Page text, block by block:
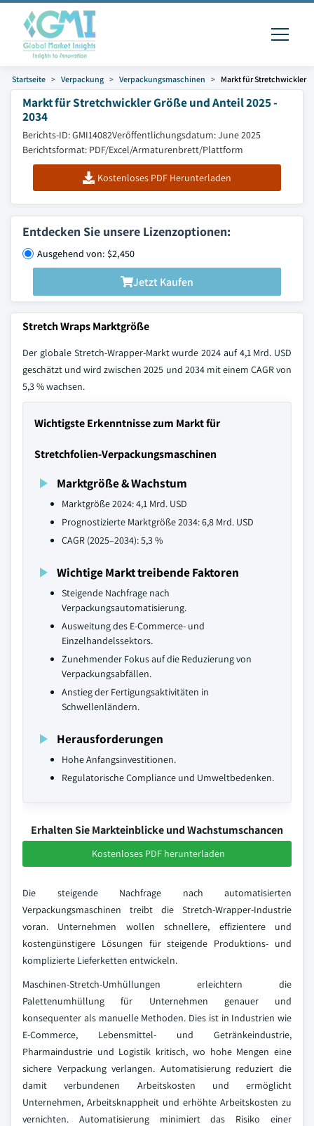
Startseite Verpackung Verpackungsmaschinen Markt für Stretchwickler
Markt für Stretchwickler Größe und Anteil 2025 -
2034
Berichts-ID: GMI14082Veröffentlichungsdatum: June 2025
Berichtsformat: PDF/Excel/Armaturenbrett/Plattform
Kostenloses PDF Herunterladen
Entdecken Sie unsere Lizenzoptionen:
Ausgehend von: $2,450
Jetzt Kaufen
Stretch Wraps Marktgröße
Der globale Stretch-Wrapper-Markt wurde 2024 auf 4,1 Mrd. USD
geschätzt und wird zwischen 2025 und 2034 mit einem CAGR von
5,3 % wachsen.
Wichtigste Erkenntnisse zum Markt für
Stretchfolien-Verpackungsmaschinen
Marktgröße & Wachstum
Marktgröße 2024: 4,1 Mrd. USD
Prognostizierte Marktgröße 2034: 6,8 Mrd. USD
CAGR (2025–2034): 5,3 %
Wichtige Markt treibende Faktoren
Steigende Nachfrage nach
Verpackungsautomatisierung.
Ausweitung des E-Commerce- und
Einzelhandelssektors.
Zunehmender Fokus auf die Reduzierung von
Verpackungsabfällen.
Anstieg der Fertigungsaktivitäten in
Schwellenländern.
Herausforderungen
Hohe Anfangsinvestitionen.
Regulatorische Compliance und Umweltbedenken.
Erhalten Sie Markteinblicke und Wachstumschancen
Kostenloses PDF herunterladen
Die steigende Nachfrage nach automatisierten
Verpackungsmaschinen treibt die Stretch-Wrapper-Industrie
voran. Unternehmen wollen schnellere, effizientere und
kostengünstigere Lösungen für steigende Produktions- und
komplizierte Lieferketten entwickeln.
Maschinen-Stretch-Umhüllungen erleichtern die
Palettenumhüllung für Unternehmen genauer und
konsequenter als manuelle Methoden. Dies ist in Industrien wie
E-Commerce, Lebensmittel- und Getränkeindustrie,
Pharmaindustrie und Logistik kritisch, wo hohe Mengen eine
sichere Verpackung verlangen. Automatisierung reduziert die
damit verbundenen Arbeitskosten und ermöglicht
Unternehmen, Arbeitsknappheit und erhöhte Arbeitskosten zu
vernichten. Automatisierung minimiert das Risiko einer